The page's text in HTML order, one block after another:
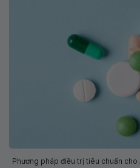
Phương pháp điều trị tiêu chuẩn